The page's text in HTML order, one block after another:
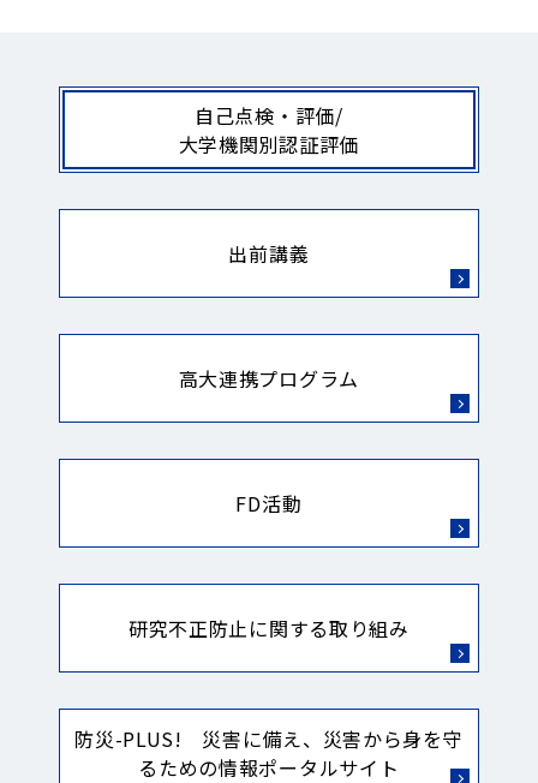
自己点検・評価/
大学機関別認証評価
出前講義
高大連携プログラム
FD活動
研究不正防止に関する取り組み
防災-PLUS! 災害に備え、災害から身を守
るための情報ポータルサイト